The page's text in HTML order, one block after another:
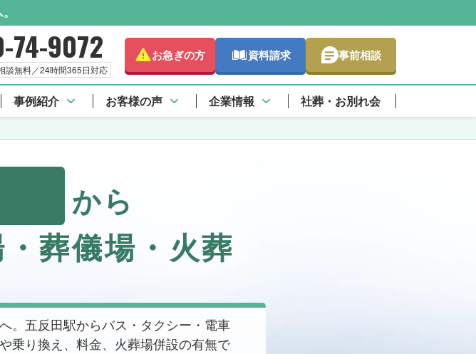
74-9072
談無料／24時間365日対応
お急ぎの方 資料請求 事前相談
事例紹介 お客様の声 企業情報 社葬・お別れ会
から
葬儀場・火葬
。五反田駅からバス・タクシー・電車
乗り換え、料金、火葬場併設の有無で